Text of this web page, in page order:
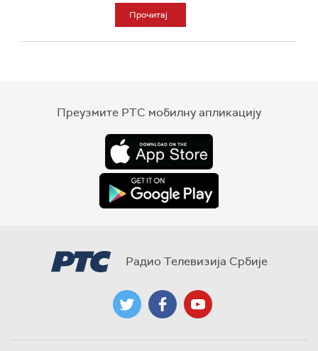
Прочитај
Преузмите РТС мобилну апликацију
Радио Телевизија Србије